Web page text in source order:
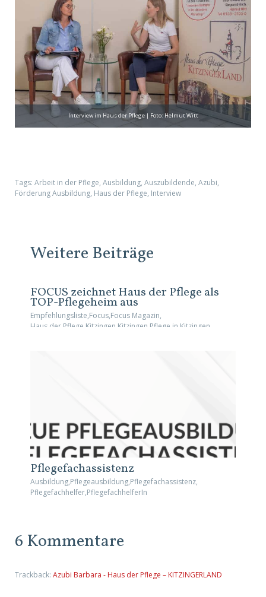
Interview im Haus der Pflege | Foto: Helmut Witt
Tags: Arbeit in der Pflege, Ausbildung, Auszubildende, Azubi,
Förderung Ausbildung, Haus der Pflege, Interview
Weitere Beiträge
FOCUS zeichnet Haus der Pflege als
TOP-Pflegeheim aus
Empfehlungsliste,Focus,Focus Magazin,
Haus der Pflege Kitzingen Kitzingen Pflege in Kitzingen
Pflegefachassistenz
Ausbildung,Pflegeausbildung,Pflegefachassistenz,
Pflegefachhelfer,PflegefachhelferIn
6 Kommentare
Trackback: Azubi Barbara - Haus der Pflege – KITZINGERLAND